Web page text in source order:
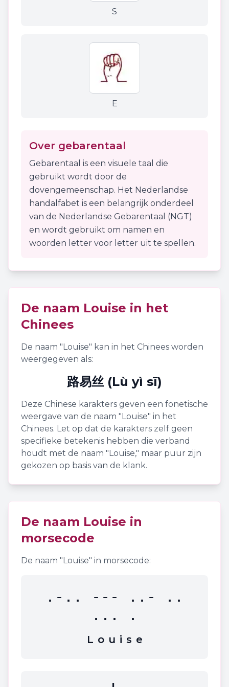
S
E
Over gebarentaal
Gebarentaal is een visuele taal die
gebruikt wordt door de
dovengemeenschap. Het Nederlandse
handalfabet is een belangrijk onderdeel
van de Nederlandse Gebarentaal (NGT)
en wordt gebruikt om namen en
woorden letter voor letter uit te spellen.
De naam Louise in het
Chinees
De naam "Louise" kan in het Chinees worden
weergegeven als:
路易丝 (Lù yì sī)
Deze Chinese karakters geven een fonetische
weergave van de naam "Louise" in het
Chinees. Let op dat de karakters zelf geen
specifieke betekenis hebben die verband
houdt met de naam "Louise," maar puur zijn
gekozen op basis van de klank.
De naam Louise in
morsecode
De naam "Louise" in morsecode:
.-.. --- ..- ..
... .
L o u i s e